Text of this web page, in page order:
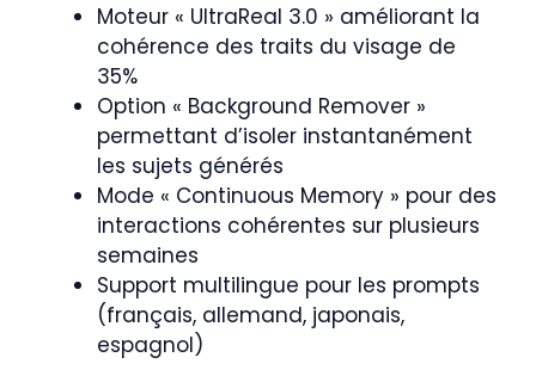
Moteur « UltraReal 3.0 » améliorant la
cohérence des traits du visage de
35%
Option « Background Remover »
permettant d’isoler instantanément
les sujets générés
Mode « Continuous Memory » pour des
interactions cohérentes sur plusieurs
semaines
Support multilingue pour les prompts
(français, allemand, japonais,
espagnol)